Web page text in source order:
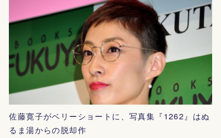
佐藤寛子がベリーショートに、写真集『1262』はぬ
るま湯からの脱却作